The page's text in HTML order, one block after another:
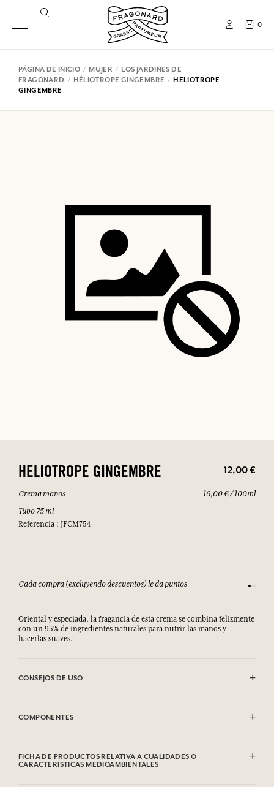
0
PÁGINA DE INICIO MUJER
LOS JARDINES DE
FRAGONARD
HÉLIOTROPE GINGEMBRE
HELIOTROPE
GINGEMBRE
HELIOTROPE GINGEMBRE 12,00 €
Crema manos
Tubo 75 ml
Referencia : JFCM754
16,00 € / 100ml
Cada compra (excluyendo descuentos) le da puntos
Oriental y especiada, la fragancia de esta crema se combina felizmente
con un 95% de ingredientes naturales para nutrir las manos y
hacerlas suaves.
CONSEJOS DE USO
COMPONENTES
Parkii (Shea) Butter, Glyceryl Stearate Se, Polyglyceryl-6 Distearate,
Prunus Armeniaca Kernel Oil, Parfum (Fragrance), Cetyl Alcohol,
FICHA DE PRODUCTOS RELATIVA A CUALIDADES O
CARACTERÍSTICAS MEDIOAMBIENTALES